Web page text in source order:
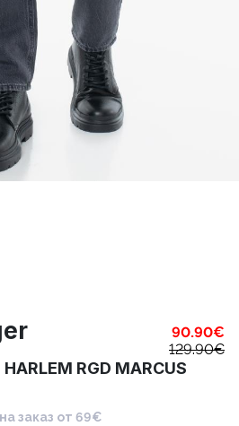
90.90€
129.90€
RGD MARCUS
заказ от 69€